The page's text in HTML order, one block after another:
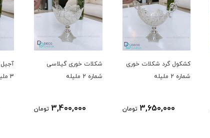
شکلات خوری گیلاسی
شماره 2 ملیله
3,400,000 تومان
آجیل خوری گیلاسی شماره
3 ملیله
6,450,000 تومان
5 ملیله